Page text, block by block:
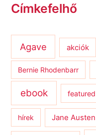
Címkefelhő
Agave akciók
Bernie Rhodenbarr
ebook featured
hírek Jane Austen